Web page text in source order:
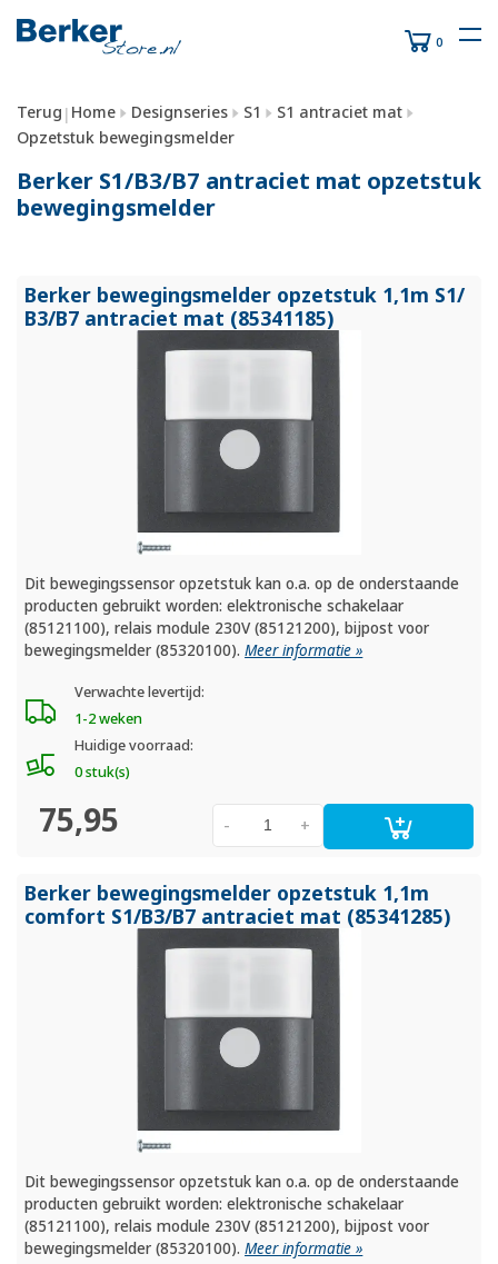
0
Terug | Home Designseries S1
S1 antraciet mat
Opzetstuk bewegingsmelder
Berker S1/B3/B7 antraciet mat opzetstuk
bewegingsmelder
Berker bewegingsmelder opzetstuk 1,1m S1/
B3/B7 antraciet mat (85341185)
Dit bewegingssensor opzetstuk kan o.a. op de onderstaande
producten gebruikt worden: elektronische schakelaar
(85121100), relais module 230V (85121200), bijpost voor
bewegingsmelder (85320100).Meer informatie »
Verwachte levertijd:
1-2 weken
Huidige voorraad:
0 stuk(s)
75,95 +
-
Berker bewegingsmelder opzetstuk 1,1m
comfort S1/B3/B7 antraciet mat (85341285)
Dit bewegingssensor opzetstuk kan o.a. op de onderstaande
producten gebruikt worden: elektronische schakelaar
(85121100), relais module 230V (85121200), bijpost voor
bewegingsmelder (85320100).Meer informatie »